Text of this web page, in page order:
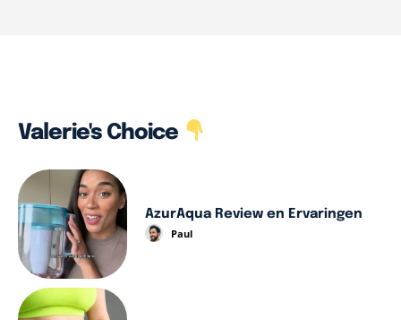
Valerie's Choice
AzurAqua Review en Ervaringen
Paul